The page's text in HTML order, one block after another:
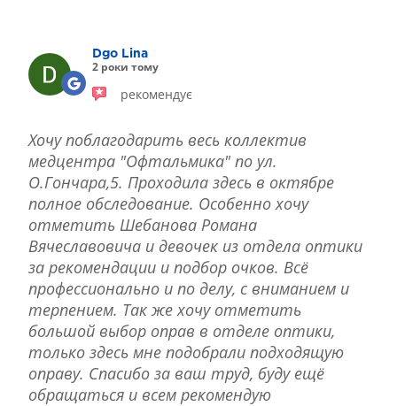
ІНТЕРНЕТ-МАГАЗИН ОПТИКИ
ДИТЯЧА ОФТАЛЬМОЛОГІЯ
ТЕРАПІЯ
Dgo Lina
2 роки тому
рекомендує
Хочу поблагодарить весь коллектив
медцентра "Офтальмика" по ул.
О.Гончара,5. Проходила здесь в октябре
полное обследование. Особенно хочу
отметить Шебанова Романа
Вячеславовича и девочек из отдела оптики
за рекомендации и подбор очков. Всё
профессионально и по делу, с вниманием и
терпением. Так же хочу отметить
большой выбор оправ в отделе оптики,
только здесь мне подобрали подходящую
оправу. Спасибо за ваш труд, буду ещё
обращаться и всем рекомендую